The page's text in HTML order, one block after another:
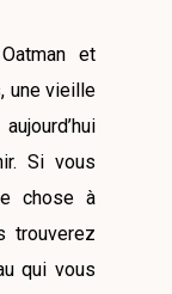
et
une vieille
Si vous
chose à
trouverez
qui vous